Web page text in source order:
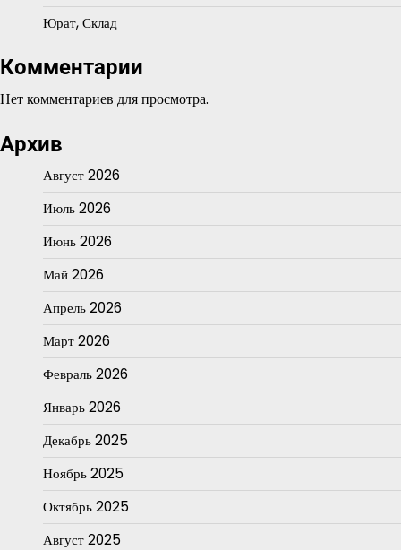
Юрат, Склад
Комментарии
Нет комментариев для просмотра.
Архив
Август 2026
Июль 2026
Июнь 2026
Май 2026
Апрель 2026
Март 2026
Февраль 2026
Январь 2026
Декабрь 2025
Ноябрь 2025
Октябрь 2025
Август 2025